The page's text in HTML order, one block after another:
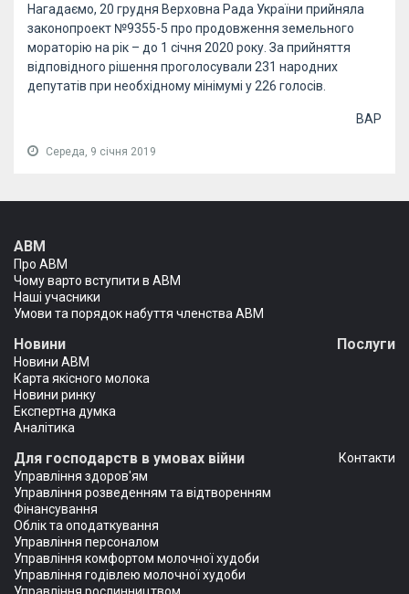
Нагадаємо, 20 грудня Верховна Рада України прийняла
законопроект №9355-5 про продовження земельного
мораторію на рік – до 1 січня 2020 року. За прийняття
відповідного рішення проголосували 231 народних
депутатів при необхідному мінімумі у 226 голосів.
ВАР
Середа, 9 січня 2019
АВМ
Про АВМ
Чому варто вступити в АВМ
Наші учасники
Умови та порядок набуття членства АВМ
Новини
Новини АВМ
Карта якісного молока
Новини ринку
Експертна думка
Аналітика
Послуги
Для господарств в умовах війни
Управління здоров'ям
Управління розведенням та відтворенням
Фінансування
Облік та оподаткування
Управління персоналом
Управління комфортом молочної худоби
Управління годівлею молочної худоби
Контакти